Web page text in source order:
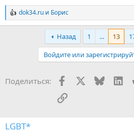
Р
е
dok34.ru и Борис
Назад 1 ... 13
Войдите или
Поделиться: Facebook Bluesky
Ссылка
LGBT*